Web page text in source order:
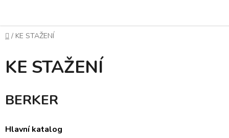
obsah
Domů
/ KE STAŽENÍ
KE STAŽENÍ
BERKER
Hlavní katalog